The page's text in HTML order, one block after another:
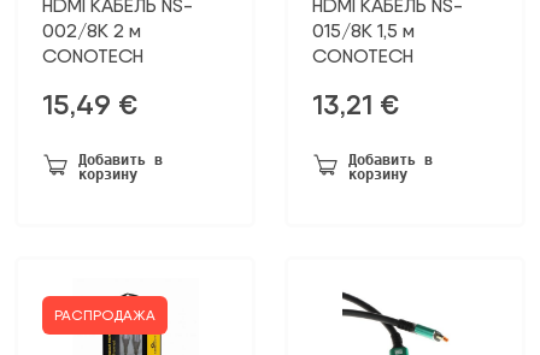
HDMI КАБЕЛЬ NS-
002/8K 2 м
CONOTECH
15,49 €
Добавить в
корзину
HDMI КАБЕЛЬ NS-
015/8K 1,5 м
CONOTECH
13,21 €
Добавить в
корзину
РАСПРОДАЖА